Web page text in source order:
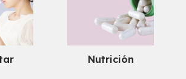
Nutrición